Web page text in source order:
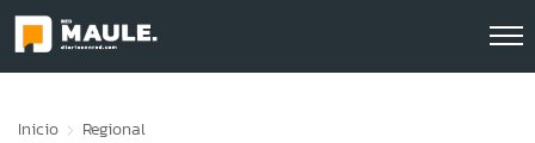
Inicio Regional